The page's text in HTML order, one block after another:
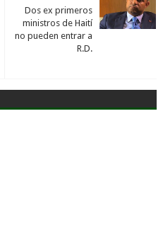
Dos ex primeros
ministros de Haití
no pueden entrar a
R.D.